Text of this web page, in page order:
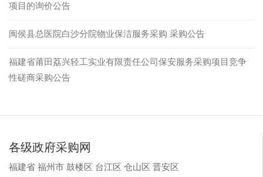
项目的询价公告
闽侯县总医院白沙分院物业保洁服务采购 采购公告
福建省莆田荔兴轻工实业有限责任公司保安服务采购项目竞争
性磋商采购公告
各级政府采购网
福建省 福州市 鼓楼区 台江区 仓山区 晋安区